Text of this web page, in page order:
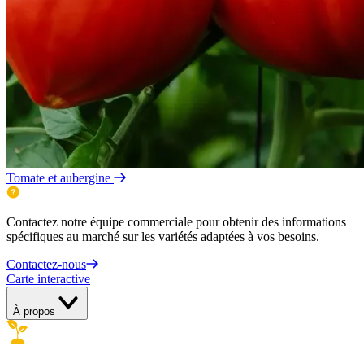
Tomate et aubergine
Contactez notre équipe commerciale pour obtenir des informations
spécifiques au marché sur les variétés adaptées à vos besoins.
Contactez-nous
Carte interactive
À propos